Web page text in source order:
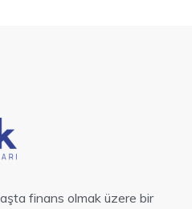
finans olmak üzere bir